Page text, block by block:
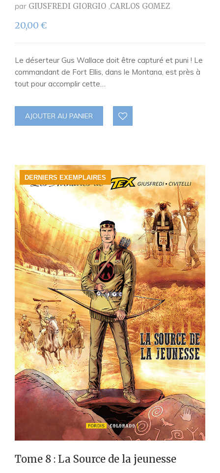
par GIUSFREDI GIORGIO CARLOS GOMEZ
20,00 €
Le déserteur Gus Wallace doit être capturé et puni ! Le
commandant de Fort Ellis, dans le Montana, est près à
tout pour accomplir cette…
AJOUTER AU PANIER
DERNIERS EXEMPLAIRES
Tome 8 : La Source de la jeunesse